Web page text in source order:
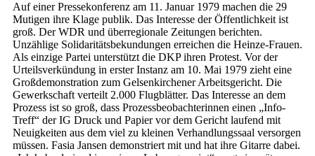
Auf einer Pressekonferenz am 11. Januar 1979 machen die 29
Mutigen ihre Klage publik. Das Interesse der Öffentlichkeit ist
groß. Der WDR und überregionale Zeitungen berichten.
Unzählige Solidaritätsbekundungen erreichen die Heinze-Frauen.
Als einzige Partei unterstützt die DKP ihren Protest. Vor der
Urteilsverkündung in erster Instanz am 10. Mai 1979 zieht eine
Großdemonstration zum Gelsenkirchener Arbeitsgericht. Die
Gewerkschaft verteilt 2.000 Flugblätter. Das Interesse an dem
Prozess ist so groß, dass Prozessbeobachterinnen einen „Info-
Treff“ der IG Druck und Papier vor dem Gericht laufend mit
Neuigkeiten aus dem viel zu kleinen Verhandlungssaal versorgen
müssen. Fasia Jansen demonstriert mit und hat ihre Gitarre dabei.